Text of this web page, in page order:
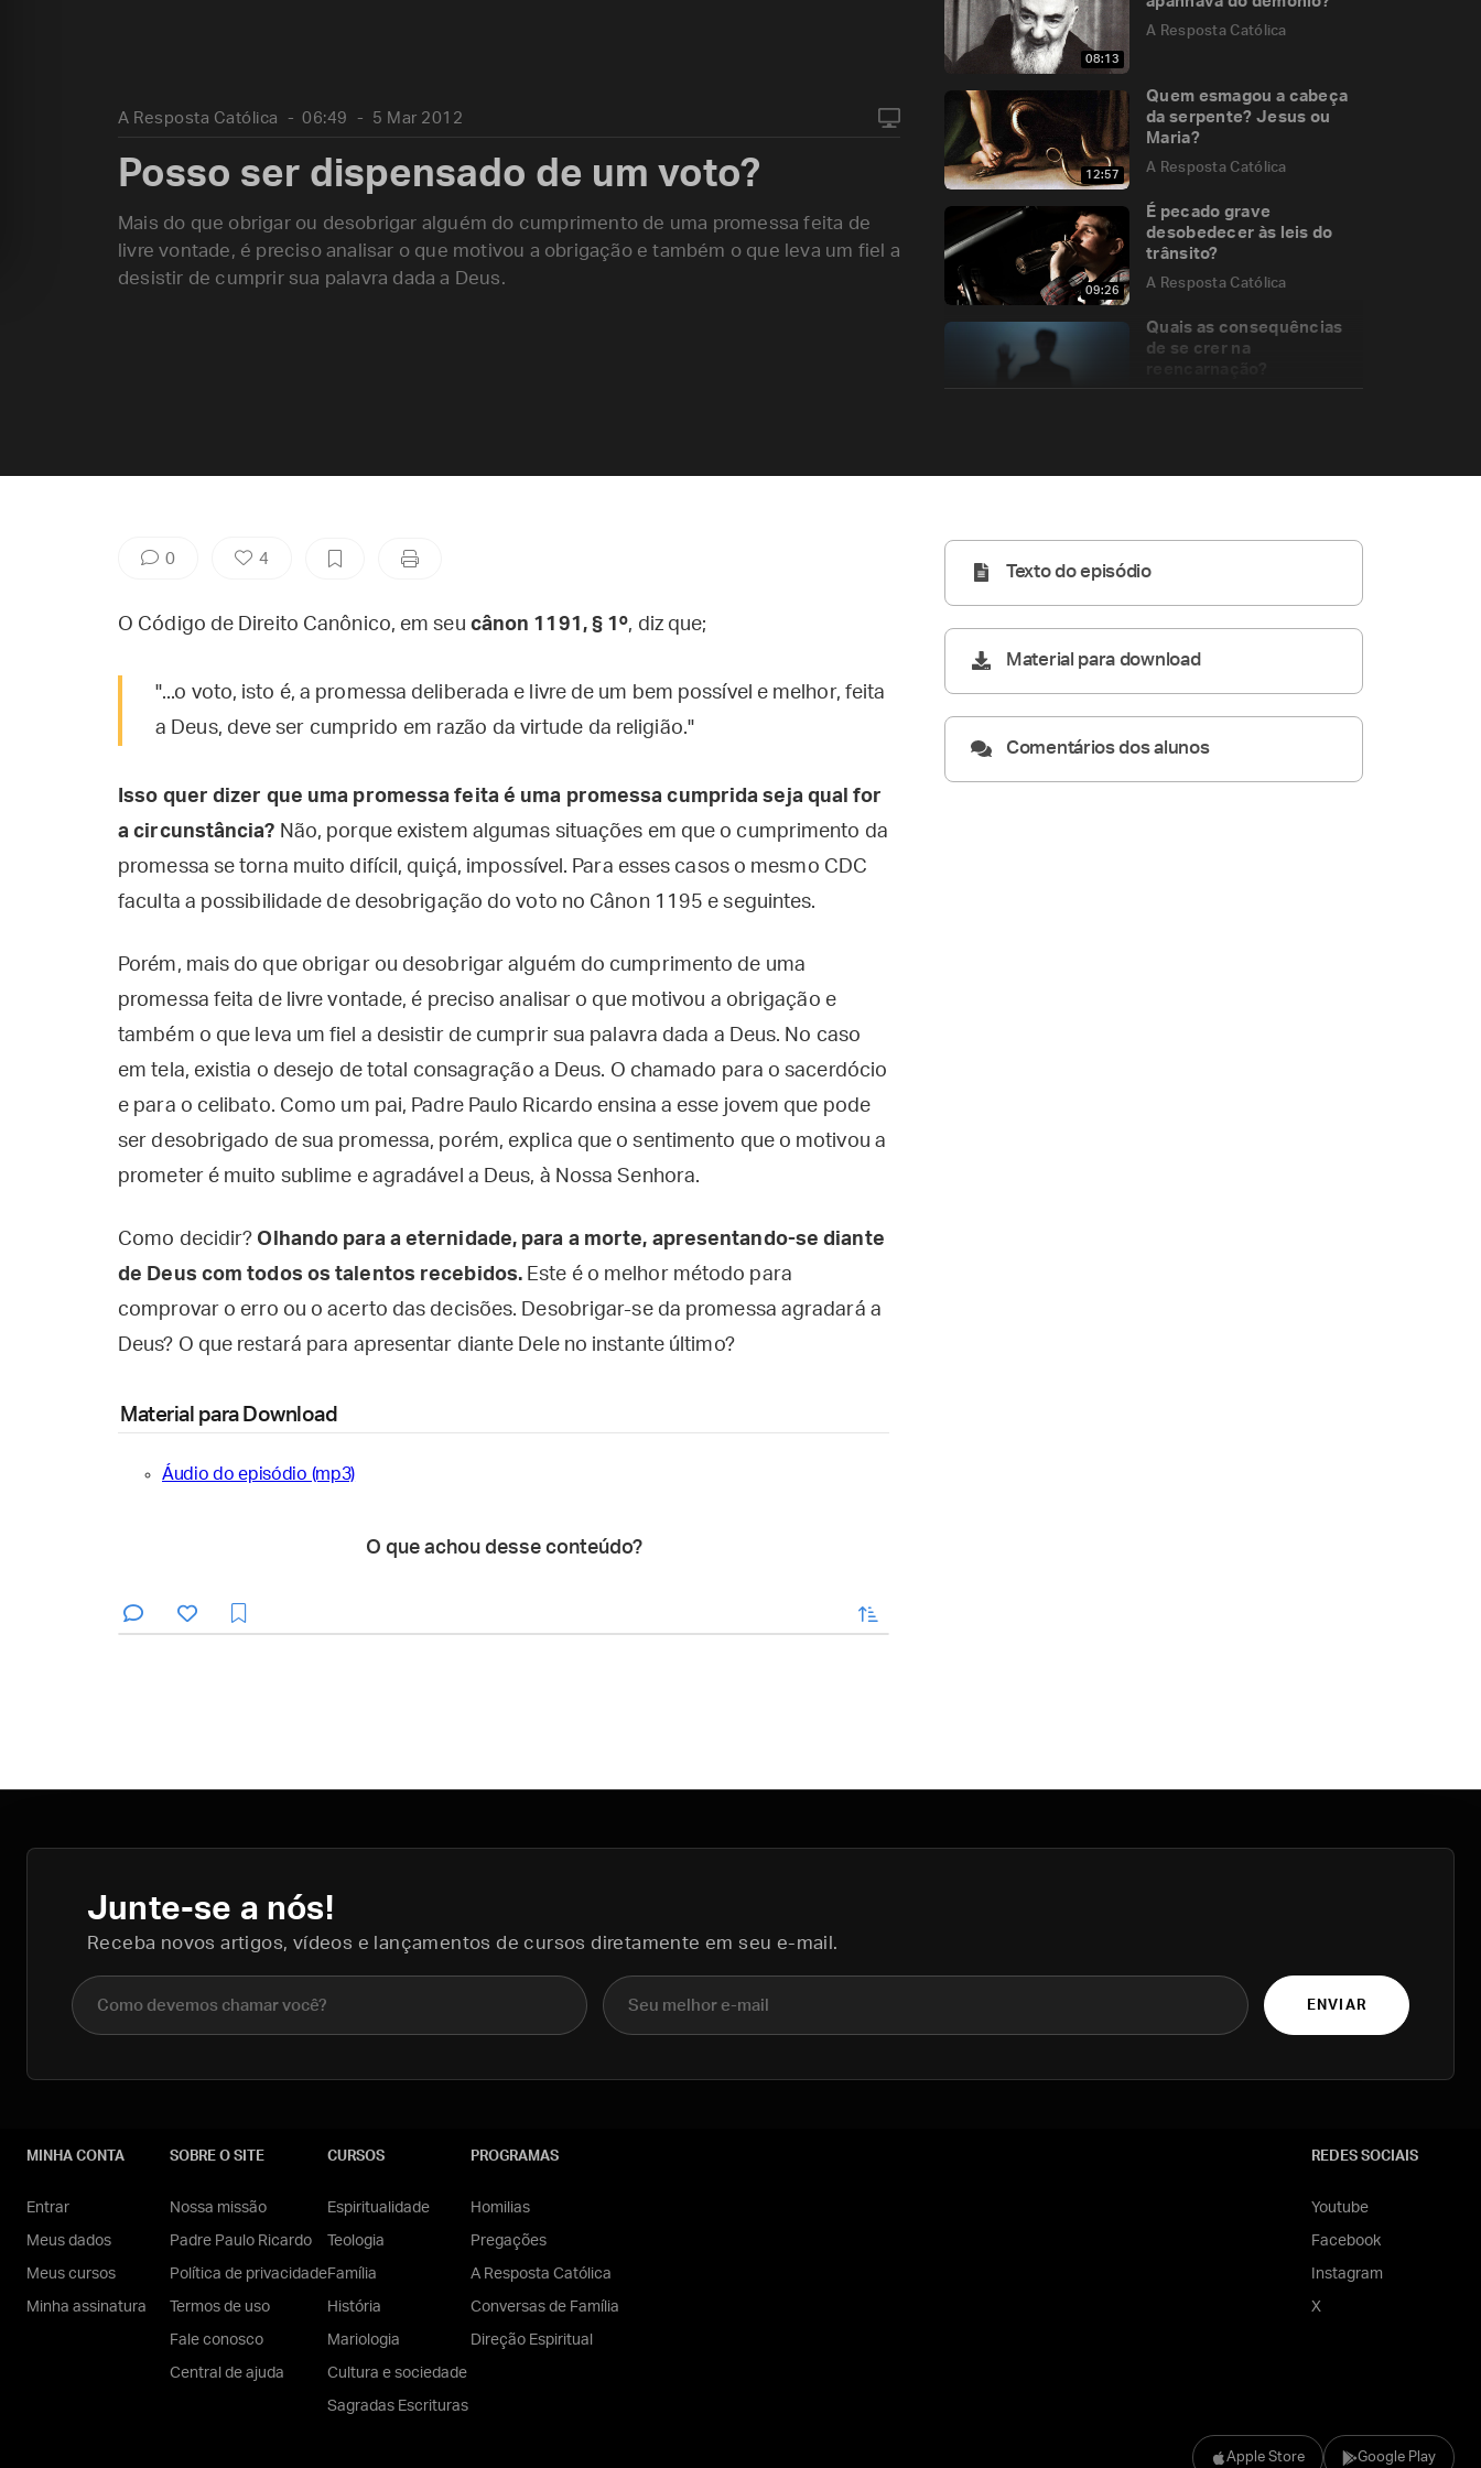
08:13
A Resposta Católica
12:57
Quem esmagou a cabeça
da serpente? Jesus ou
Maria?
A Resposta Católica
09:26
É pecado grave
desobedecer às leis do
trânsito?
A Resposta Católica
Quais as consequências
de se crer na
A Resposta Católica
A Resposta Católica 06:49 5 Mar 2012
Posso ser dispensado de um voto?
Mais do que obrigar ou desobrigar alguém do cumprimento de uma promessa feita de
livre vontade, é preciso analisar o que motivou a obrigação e também o que leva um fiel a
desistir de cumprir sua palavra dada a Deus.
0 4
O Código de Direito Canônico, em seu cânon 1191, § 1º, diz que;
"...o voto, isto é, a promessa deliberada e livre de um bem possível e melhor, feita
a Deus, deve ser cumprido em razão da virtude da religião."
Isso quer dizer que uma promessa feita é uma promessa cumprida seja qual for
a circunstância? Não, porque existem algumas situações em que o cumprimento da
promessa se torna muito difícil, quiçá, impossível. Para esses casos o mesmo CDC
faculta a possibilidade de desobrigação do voto no Cânon 1195 e seguintes.
Porém, mais do que obrigar ou desobrigar alguém do cumprimento de uma
promessa feita de livre vontade, é preciso analisar o que motivou a obrigação e
também o que leva um fiel a desistir de cumprir sua palavra dada a Deus. No caso
em tela, existia o desejo de total consagração a Deus. O chamado para o sacerdócio
e para o celibato. Como um pai, Padre Paulo Ricardo ensina a esse jovem que pode
ser desobrigado de sua promessa, porém, explica que o sentimento que o motivou a
prometer é muito sublime e agradável a Deus, à Nossa Senhora.
Como decidir? Olhando para a eternidade, para a morte, apresentando-se diante
de Deus com todos os talentos recebidos. Este é o melhor método para
comprovar o erro ou o acerto das decisões. Desobrigar-se da promessa agradará a
Deus? O que restará para apresentar diante Dele no instante último?
Material para Download
Áudio do episódio (mp3)
O que achou desse conteúdo?
enviar
Texto do episódio
Material para download
Comentários dos alunos
Junte-se a nós!
Receba novos artigos, vídeos e lançamentos de cursos diretamente em seu e-mail.
Nome completo E-mail
ENVIAR
Apple Store Google Play
MINHA CONTA
Entrar
Meus dados
Meus cursos
Minha assinatura
SOBRE O SITE
Nossa missão
Padre Paulo Ricardo
Política de privacidade
Termos de uso
Fale conosco
Central de ajuda
CURSOS
Espiritualidade
Teologia
Família
História
Mariologia
Cultura e sociedade
Sagradas Escrituras
PROGRAMAS
Homilias
Pregações
A Resposta Católica
Conversas de Família
Direção Espiritual
REDES SOCIAIS
Youtube
Facebook
Instagram
X